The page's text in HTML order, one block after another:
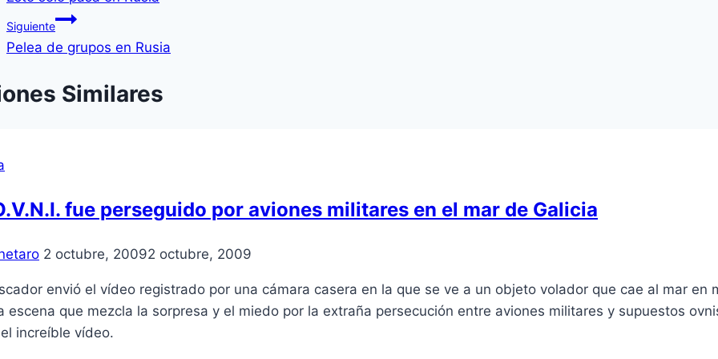
Siguiente
Pelea de grupos en Rusia
Similares
fue perseguido por aviones militares en el mar de Galicia
2 octubre, 20092 octubre, 2009
envió el ví­deo registrado por una cámara casera en la que se ve a un objeto volador que cae al mar en
escena que mezcla la sorpresa y el miedo por la extraña persecución entre aviones militares y supuestos
increí­ble ví­deo.